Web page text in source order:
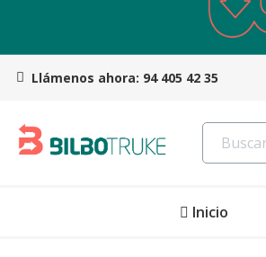
Llámenos ahora: 94 405 42 35
Inicio